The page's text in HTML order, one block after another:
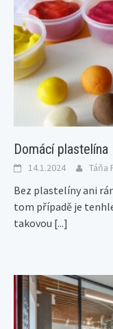
Domácí plastelína
14.1.2024 Táňa
Bez plastelíny ani
tom případě je
takovou [...]